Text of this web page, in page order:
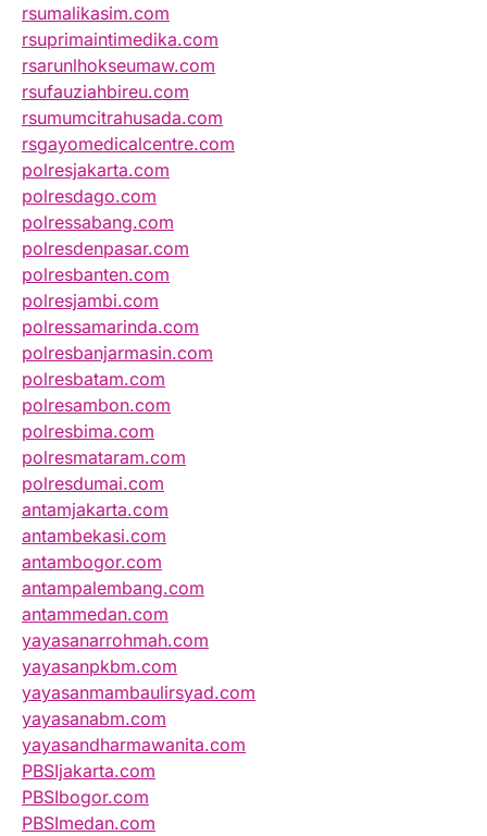
rsumalikasim.com
rsuprimaintimedika.com
rsarunlhokseumaw.com
rsufauziahbireu.com
rsumumcitrahusada.com
rsgayomedicalcentre.com
polresjakarta.com
polresdago.com
polressabang.com
polresdenpasar.com
polresbanten.com
polresjambi.com
polressamarinda.com
polresbanjarmasin.com
polresbatam.com
polresambon.com
polresbima.com
polresmataram.com
polresdumai.com
antamjakarta.com
antambekasi.com
antambogor.com
antampalembang.com
antammedan.com
yayasanarrohmah.com
yayasanpkbm.com
yayasanmambaulirsyad.com
yayasanabm.com
yayasandharmawanita.com
PBSIjakarta.com
PBSIbogor.com
PBSImedan.com